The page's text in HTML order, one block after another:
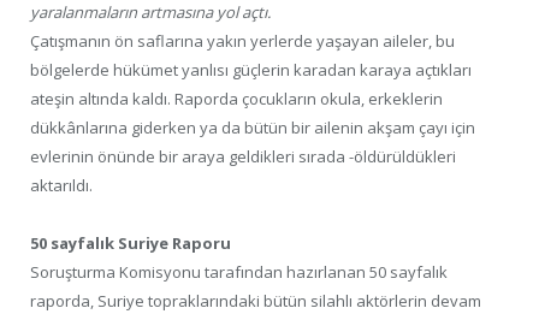
yaralanmaların artmasına yol açtı.
Çatışmanın ön saflarına yakın yerlerde yaşayan aileler, bu
bölgelerde hükümet yanlısı güçlerin karadan karaya açtıkları
ateşin altında kaldı. Raporda çocukların okula, erkeklerin
dükkânlarına giderken ya da bütün bir ailenin akşam çayı için
evlerinin önünde bir araya geldikleri sırada -öldürüldükleri
aktarıldı.
50 sayfalık Suriye Raporu
Soruşturma Komisyonu tarafından hazırlanan 50 sayfalık
raporda, Suriye topraklarındaki bütün silahlı aktörlerin devam